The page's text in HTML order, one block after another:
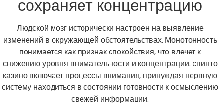
сохраняет концентрацию
Людской мозг исторически настроен на выявление
изменений в окружающей обстоятельствах. Монотонность
понимается как признак спокойствия, что влечет к
снижению уровня внимательности и концентрации. спинто
казино включает процессы внимания, принуждая нервную
систему находиться в состоянии готовности к осмыслению
свежей информации.